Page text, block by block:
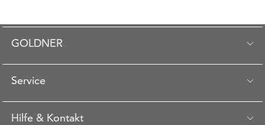
GOLDNER
Service
Hilfe & Kontakt